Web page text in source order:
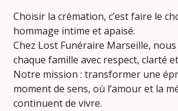
Choisir la crémation, c’est faire le
hommage intime et apaisé.
Chez Lost Funéraire Marseille,
chaque famille avec respect, clarté
Notre mission : transformer une
moment de sens, où l’amour et la
continuent de vivre.